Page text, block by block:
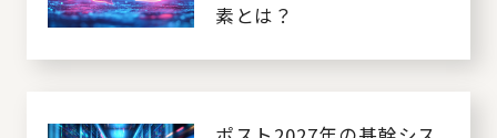
素とは？